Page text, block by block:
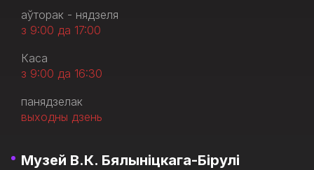
аўторак - нядзеля
з 9:00 да 17:00
Каса
з 9:00 да 16:30
панядзелак
выходны дзень
Музей В.К. Бялыніцкага-Бірулі